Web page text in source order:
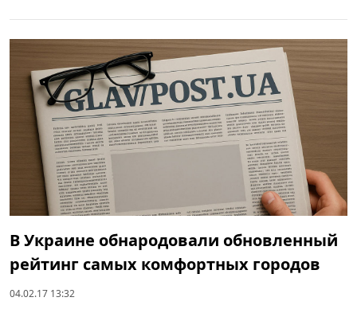
В Украине обнародовали обновленный
рейтинг самых комфортных городов
04.02.17 13:32